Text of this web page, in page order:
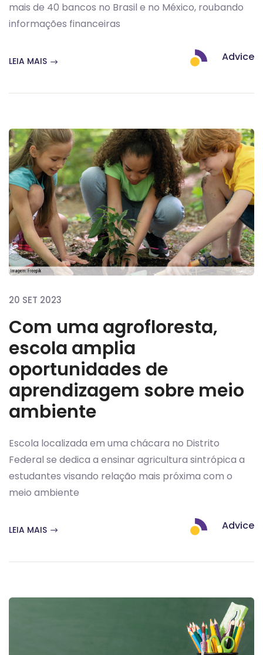
mais de 40 bancos no Brasil e no México, roubando
informações financeiras
LEIA MAIS Advice
20 SET 2023
Com uma agrofloresta,
escola amplia
oportunidades de
aprendizagem sobre meio
ambiente
Escola localizada em uma chácara no Distrito
Federal se dedica a ensinar agricultura sintrópica a
estudantes visando relação mais próxima com o
meio ambiente
LEIA MAIS Advice